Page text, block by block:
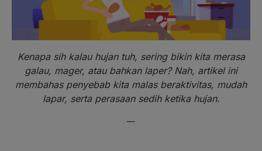
Kenapa sih kalau hujan tuh, sering bikin kita merasa
galau, mager, atau bahkan laper? Nah, artikel ini
membahas penyebab kita malas beraktivitas, mudah
lapar, serta perasaan sedih ketika hujan.
—